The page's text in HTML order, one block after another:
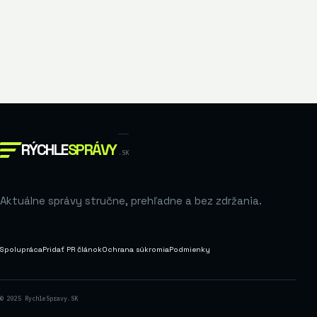
RÝCHLESPRÁVY .SK
Aktuálne správy stručne, prehľadne a bez zdržania.
SpoluprácaPridať PR článokOchrana súkromiaPodmienky
© 2025 RychleSpravy.SK